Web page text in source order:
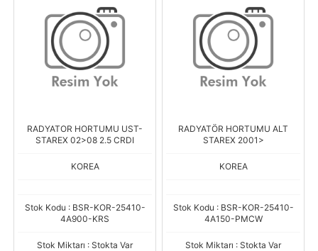
RADYATOR HORTUMU UST-
STAREX 02>08 2.5 CRDI
KOREA
Stok Kodu : BSR-KOR-25410-
4A900-KRS
Stok Miktarı : Stokta Var
RADYATÖR HORTUMU ALT
STAREX 2001>
KOREA
Stok Kodu : BSR-KOR-25410-
4A150-PMCW
Stok Miktarı : Stokta Var